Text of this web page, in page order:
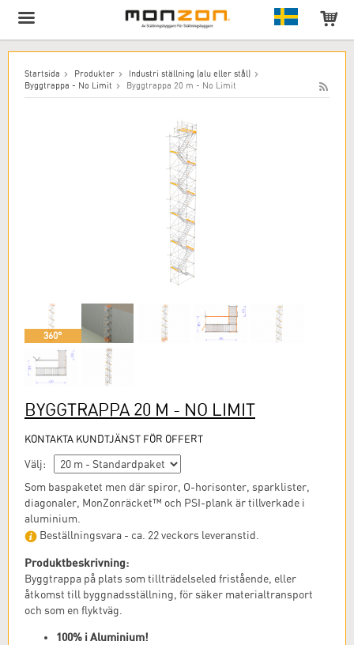
Produkten har lagts till i varukorgen!
Startsida Produkter
Industri ställning (alu eller stål)
Byggtrappa - No Limit
Byggtrappa 20 m - No Limit
360°
BYGGTRAPPA 20 M - NO LIMIT
KONTAKTA KUNDTJÄNST FÖR OFFERT
Välj:
Som baspaketet men där spiror, O-horisonter, sparklister,
diagonaler, MonZonräcket™ och PSI-plank är tillverkade i
aluminium.
Beställningsvara - ca. 22 veckors leveranstid.
Produktbeskrivning:
Byggtrappa på plats som tillträdelseled fristående, eller
åtkomst till byggnadsställning, för säker materialtransport
och som en flyktväg.
100% i Aluminium!